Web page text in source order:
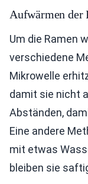
Aufwärmen der
Um die Ramen
verschiedene
Mikrowelle
damit sie nicht
Abständen,
Eine andere
mit etwas
bleiben sie